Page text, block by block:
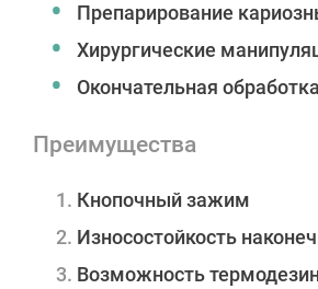
Препарирование
Хирургические
Окончательная
Преимущества
Кнопочный зажим
Износостойкость
Возможность